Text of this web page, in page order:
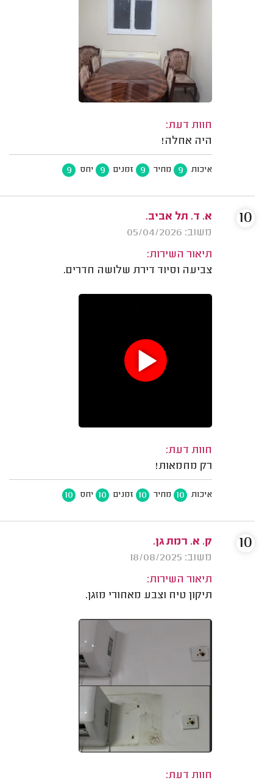
חוות דעת:
היה אחלה!
איכות 9 מחיר 9 זמנים 9 יחס 9
א. ד. תל אביב.
משוב: 05/04/2026
תיאור השירות:
צביעה וסיוד דירת שלושה חדרים.
חוות דעת:
רק מחמאות!
איכות 10 מחיר 10 זמנים 10 יחס 10
10
ק. א. רמת גן.
משוב: 18/08/2025
תיאור השירות:
תיקון טיח וצבע מאחורי מזגן.
חוות דעת:
10